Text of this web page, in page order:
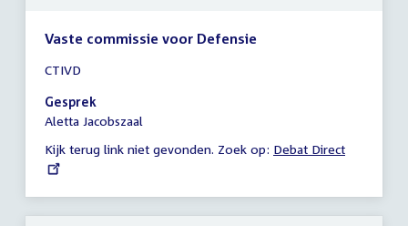
Vaste commissie voor Defensie
vergadering
10:00
-
uur
CTIVD
Gesprek
Aletta Jacobszaal
Kijk terug link niet gevonden. Zoek op: External
Debat Direct